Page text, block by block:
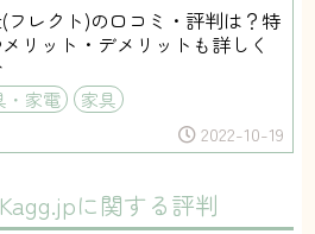
フレクト)の口コミ・評判は？特
リット・デメリットも詳しく
・家電
家具
2022-10-19
に関する評判